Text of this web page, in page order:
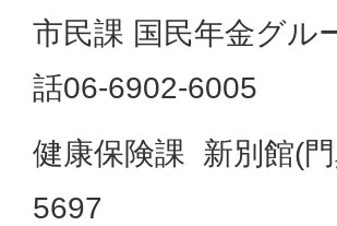
市民課 国民年金グル
話06-6902-6005
健康保険課 新別館(
5697